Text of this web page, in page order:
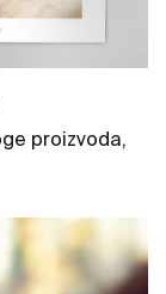
proizvoda,